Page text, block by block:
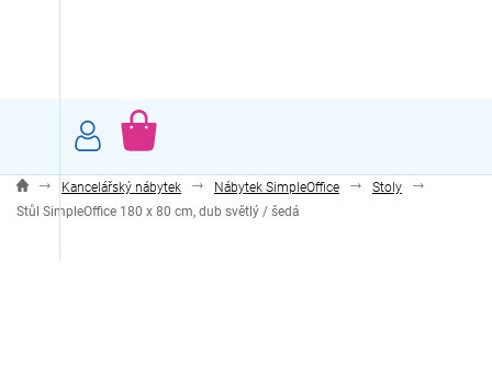
NÁKUPNÍ
Kancelářský nábytek Nábytek SimpleOffice
Stoly
Stůl SimpleOffice 180 x 80 cm, dub světlý / šedá